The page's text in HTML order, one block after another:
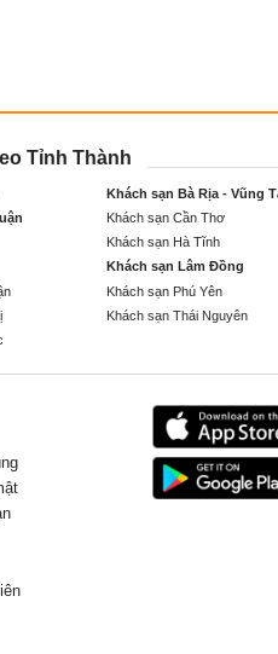
Tỉnh Thành
Khách sạn Bà Rịa - Vũng
Khách sạn Cần Thơ
Khách sạn Hà Tĩnh
Khách sạn Lâm Đồng
Khách sạn Phú Yên
Khách sạn Thái Nguyên